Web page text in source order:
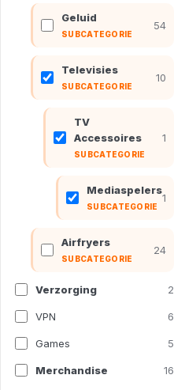
Geluid
SUBCATEGORIE
54
Televisies
SUBCATEGORIE
10
TV
Accessoires
SUBCATEGORIE
1
Mediaspelers
SUBCATEGORIE
1
Airfryers
SUBCATEGORIE
24
Verzorging 2
VPN 6
Games 5
Merchandise 16